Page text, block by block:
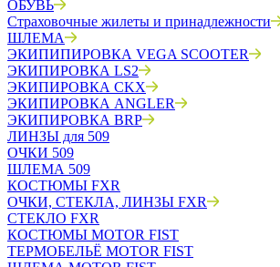
ОБУВЬ
Страховочные жилеты и принадлежности
ШЛЕМА
ЭКИПИПИРОВКА VEGA SCOOTER
ЭКИПИРОВКА LS2
ЭКИПИРОВКА CKX
ЭКИПИРОВКА ANGLER
ЭКИПИРОВКА BRP
ЛИНЗЫ для 509
ОЧКИ 509
ШЛЕМА 509
КОСТЮМЫ FXR
ОЧКИ, СТЕКЛА, ЛИНЗЫ FXR
СТЕКЛО FXR
КОСТЮМЫ MOTOR FIST
ТЕРМОБЕЛЬЁ MOTOR FIST